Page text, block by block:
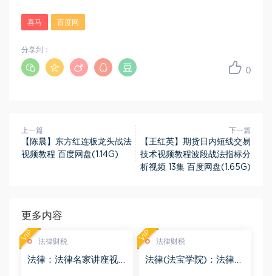
喜马 百度网
0
分享到：
上一篇
【陈晨】东方红连板龙头战法
视频教程 百度网盘(1.14G)
下一篇
【王红英】期货日内短线交易
技术视频教程波段战法指标分
析视频 13集 百度网盘(1.65G)
更多内容
法律财税
法律：法律名家讲座视
VIP 法律财税
法律(法宝学院)：法律信
VIP